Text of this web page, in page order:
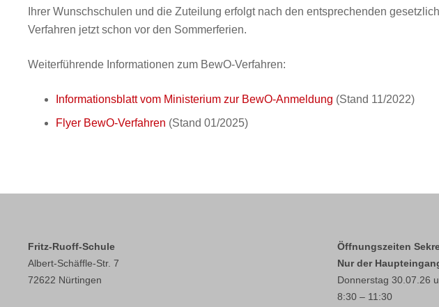
Ihrer Wunschschulen und die Zuteilung erfolgt nach den entsprechenden
Verfahren jetzt schon vor den Sommerferien.
Weiterführende Informationen zum BewO-Verfahren:
Informationsblatt vom Ministerium zur BewO-Anmeldung (Stand 11/2022)
Flyer BewO-Verfahren (Stand 01/2025)
Fritz-Ruoff-Schule
Albert-Schäffle-Str. 7
72622 Nürtingen
Öffnungszeiten
Nur der
Donnerstag 30.07.26
8:30 – 11:30